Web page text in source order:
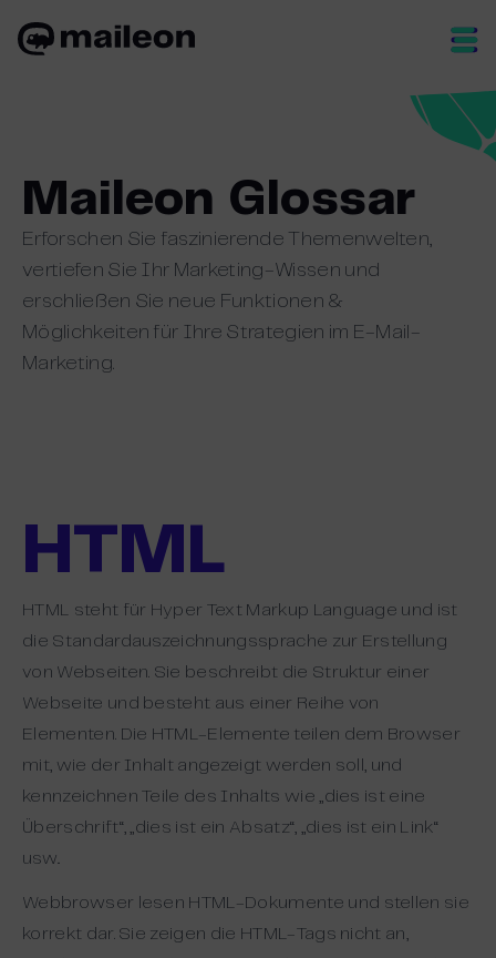
Maileon Glossar
Erforschen Sie faszinierende Themenwelten,
vertiefen Sie Ihr Marketing-Wissen und
erschließen Sie neue Funktionen &
Möglichkeiten für Ihre Strategien im E-Mail-
Marketing.
HTML
HTML steht für Hyper Text Markup Language und ist
die Standardauszeichnungssprache zur Erstellung
von Webseiten. Sie beschreibt die Struktur einer
Webseite und besteht aus einer Reihe von
Elementen. Die HTML-Elemente teilen dem Browser
mit, wie der Inhalt angezeigt werden soll, und
kennzeichnen Teile des Inhalts wie „dies ist eine
Überschrift“, „dies ist ein Absatz“, „dies ist ein Link“
usw..
Webbrowser lesen HTML-Dokumente und stellen sie
korrekt dar. Sie zeigen die HTML-Tags nicht an,